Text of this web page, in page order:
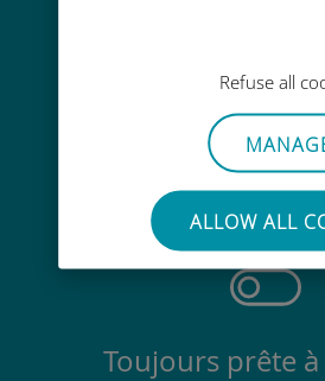
Refuse all
ALLOW ALL
Sans
Pas besoin de retirer
SIM
Toujours prête